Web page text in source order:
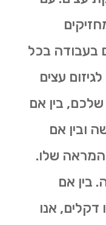
בעבודה בכל
עצים
בין אם
ובין אם
המראה שלו.
בין אם
דקלים, אנו